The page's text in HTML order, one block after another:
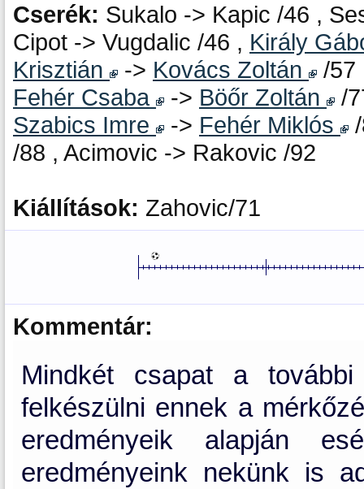
Cserék: Sukalo -> Kapic /46 ,
Cipot -> Vugdalic /46 , Király
Krisztián
-> Kovács Zoltán
/
Fehér Csaba
-> Böőr Zoltán
/
Szabics Imre
-> Fehér Miklós
/88 , Acimovic -> Rakovic /92
Kiállítások: Zahovic/71
Kommentár:
Mindkét csapat a további
felkészülni ennek a
eredményeik alapján
eredményeink nekünk is